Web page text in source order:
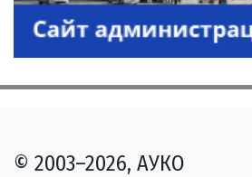
© 2003–2026, АУКО